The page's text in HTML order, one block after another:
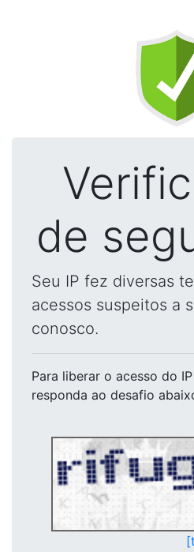
de
Seu IP fez diversas
acessos suspeitos a
conosco.
Para liberar o acesso do IP
responda ao desafio